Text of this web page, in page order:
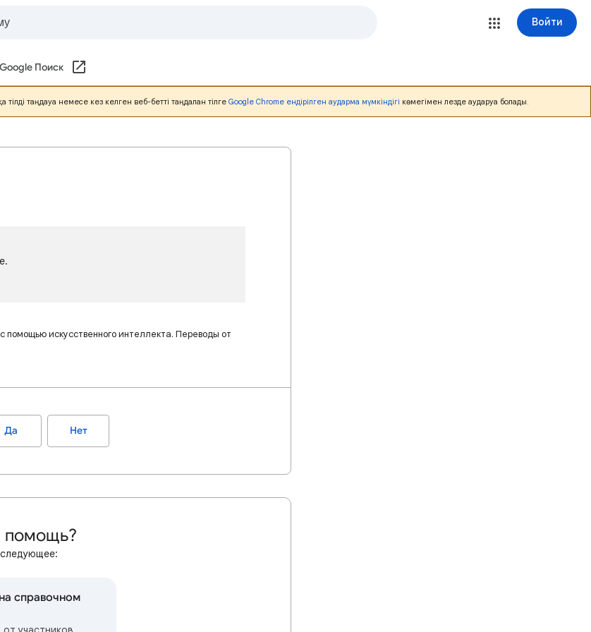
Войти
Google Поиск
тілді таңдауға немесе кез келген веб-бетті таңдалған тілге Google Chrome ендірілген аударма мүмкіндігі көмегімен лезде аударуға болады.
искусственного интеллекта. Переводы от
Да Нет
помощь?
справочном